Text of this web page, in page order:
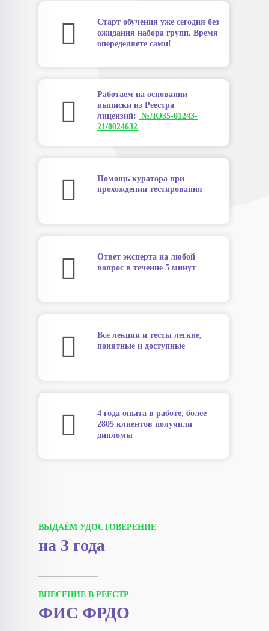
Старт обучения уже сегодня без
ожидания набора групп. Время
опеределяете сами!
Работаем на основании
выписки из Реестра
лицензий: №ЛО35-01243-
21/0024632
Помощь куратора при
прохождении тестирования
Ответ эксперта на любой
вопрос в течение 5 минут
Все лекции и тесты легкие,
понятные и доступные
4 года опыта в работе, более
2805 клиентов получили
дипломы
ВЫДАЁМ УДОСТОВЕРЕНИЕ
на 3 года
ВНЕСЕНИЕ В РЕЕСТР
ФИС ФРДО